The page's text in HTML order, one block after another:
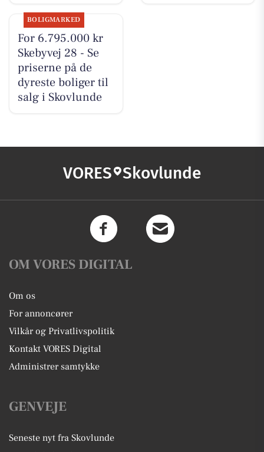
BOLIGMARKED
For 6.795.000 kr
Skebyvej 28 - Se
priserne på de
dyreste boliger til
salg i Skovlunde
VORES Skovlunde
OM VORES DIGITAL
Om os
For annoncører
Vilkår og Privatlivspolitik
Kontakt VORES Digital
Administrer samtykke
GENVEJE
Seneste nyt fra Skovlunde